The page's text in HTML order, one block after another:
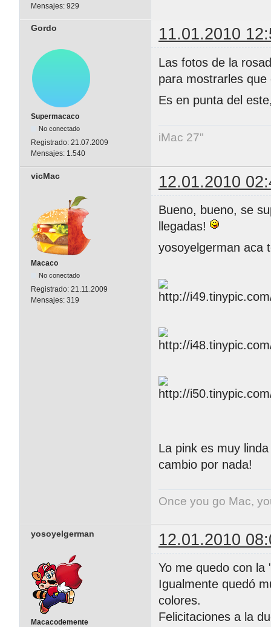
Mensajes: 929
Gordo 11.01.2010
Supermacaco
No conectado
Registrado: 21.07.2009
Mensajes: 1.540
Las fotos de la
para mostrarles
Es en punta del
iMac 27"
vicMac 12.01.2010
Macaco
No conectado
Registrado: 21.11.2009
Mensajes: 319
Bueno, bueno, se
llegadas!
yosoyelgerman aca
La pink es muy
cambio por nada!
Once you go Mac,
yosoyelgerman 12.01.2010
Macacodemente
Yo me quedo con
Igualmente quedó
colores.
Felicitaciones a la